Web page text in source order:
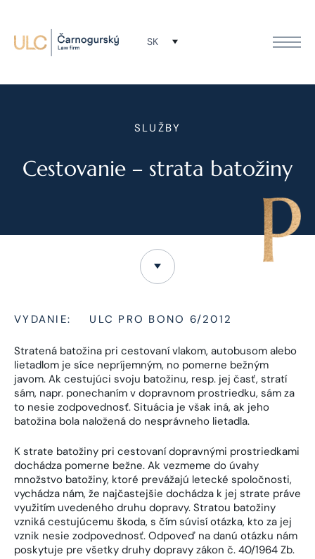
SK
SLUŽBY
Cestovanie – strata batožiny
VYDANIE: ULC PRO BONO 6/2012
Stratená batožina pri cestovaní vlakom, autobusom alebo
lietadlom je síce nepríjemným, no pomerne bežným
javom. Ak cestujúci svoju batožinu, resp. jej časť, stratí
sám, napr. ponechaním v dopravnom prostriedku, sám za
to nesie zodpovednosť. Situácia je však iná, ak jeho
batožina bola naložená do nesprávneho lietadla.
K strate batožiny pri cestovaní dopravnými prostriedkami
dochádza pomerne bežne. Ak vezmeme do úvahy
množstvo batožiny, ktoré prevážajú letecké spoločnosti,
vychádza nám, že najčastejšie dochádza k jej strate práve
využitím uvedeného druhu dopravy. Stratou batožiny
vzniká cestujúcemu škoda, s čím súvisí otázka, kto za jej
vznik nesie zodpovednosť. Odpoveď na danú otázku nám
poskytuje pre všetky druhy dopravy zákon č. 40/1964 Zb.